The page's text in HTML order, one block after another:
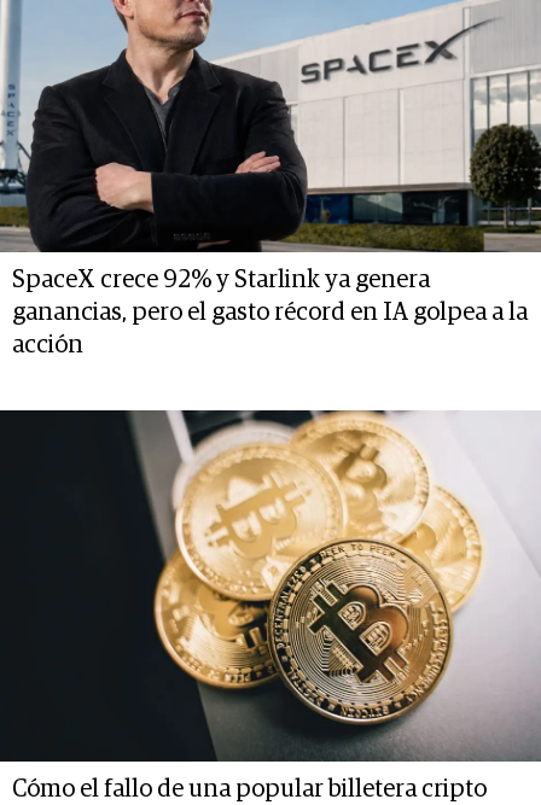
SpaceX crece 92% y Starlink ya genera
ganancias, pero el gasto récord en IA golpea a la
acción
Cómo el fallo de una popular billetera cripto